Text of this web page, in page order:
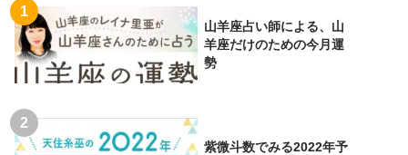
山羊座占い師による、山
羊座だけのための今月運
勢
紫微斗数でみる2022年予